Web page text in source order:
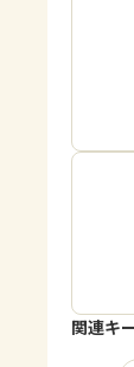
関連キ